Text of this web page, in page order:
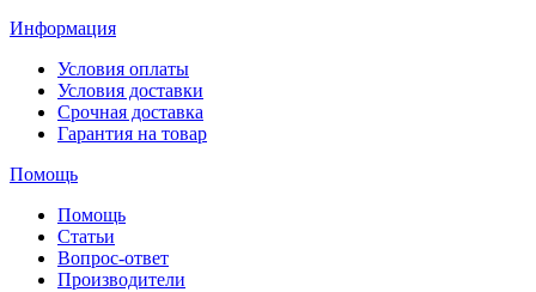
Информация
Условия оплаты
Условия доставки
Срочная доставка
Гарантия на товар
Помощь
Помощь
Статьи
Вопрос-ответ
Производители